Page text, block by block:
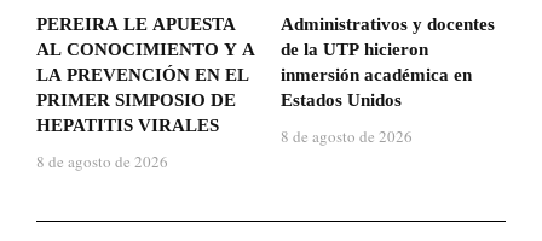
PEREIRA LE APUESTA
AL CONOCIMIENTO Y A
LA PREVENCIÓN EN EL
PRIMER SIMPOSIO DE
HEPATITIS VIRALES
8 de agosto de 2026
Administrativos y docentes
de la UTP hicieron
inmersión académica en
Estados Unidos
8 de agosto de 2026